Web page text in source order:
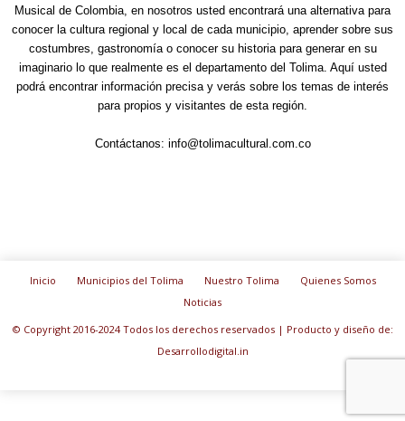
Musical de Colombia, en nosotros usted encontrará una alternativa para
conocer la cultura regional y local de cada municipio, aprender sobre sus
costumbres, gastronomía o conocer su historia para generar en su
imaginario lo que realmente es el departamento del Tolima. Aquí usted
podrá encontrar información precisa y verás sobre los temas de interés
para propios y visitantes de esta región.
Contáctanos: info@tolimacultural.com.co
Inicio Municipios del Tolima Nuestro Tolima
Quienes Somos
Noticias
© Copyright 2016-2024 Todos los derechos reservados | Producto y diseño de:
Desarrollodigital.in